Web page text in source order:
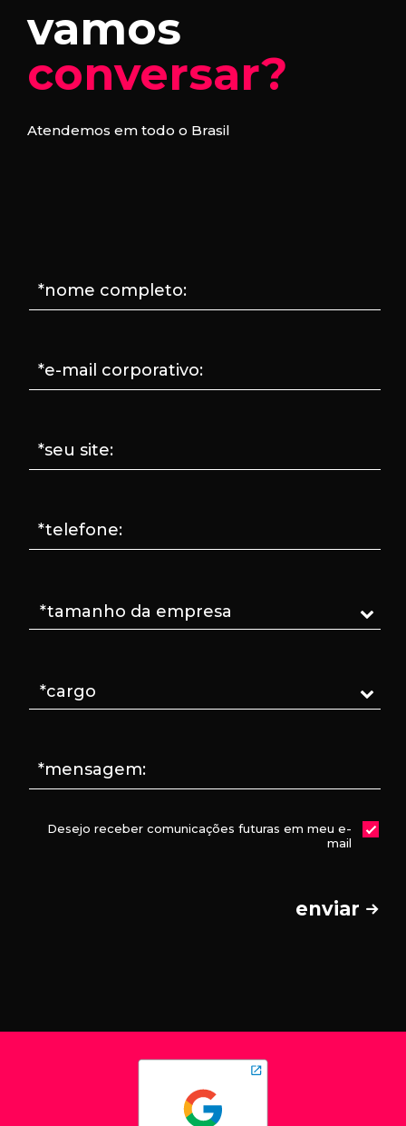
vamos
conversar?
Atendemos em todo o Brasil
*nome completo:
*e-mail corporativo:
*seu site:
*telefone:
*mensagem:
Desejo receber comunicações futuras em meu e-
mail
enviar